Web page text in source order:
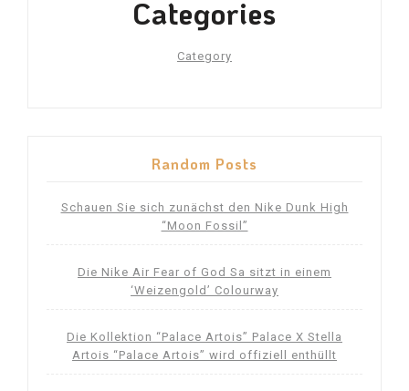
Categories
Category
Random Posts
Schauen Sie sich zunächst den Nike Dunk High
“Moon Fossil”
Die Nike Air Fear of God Sa sitzt in einem
‘Weizengold’ Colourway
Die Kollektion “Palace Artois” Palace X Stella
Artois “Palace Artois” wird offiziell enthüllt